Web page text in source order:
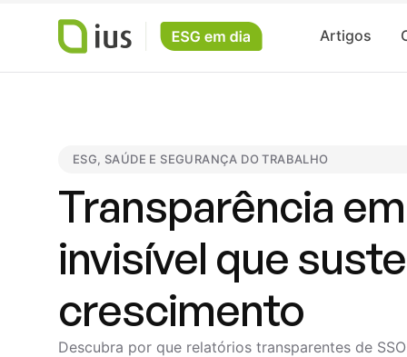
Artigos
ESG, SAÚDE E SEGURANÇA DO TRABALHO
Transparência
invisível que
crescimento
Descubra por que relatórios transparentes de